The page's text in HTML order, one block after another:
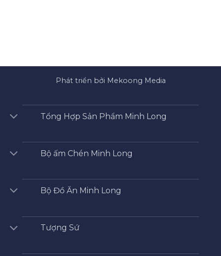
Phát triển bởi Mekoong Media
Tổng Hợp Sản Phẩm Minh Long
Bộ ấm Chén Minh Long
Bộ Đồ Ăn Minh Long
Tượng Sứ